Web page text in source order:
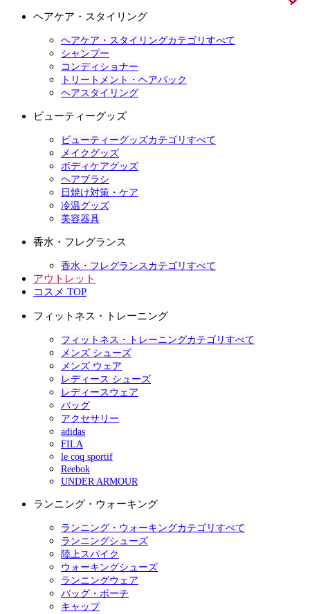
ヘアケア・スタイリング
ヘアケア・スタイリングカテゴリすべて
シャンプー
コンディショナー
トリートメント・ヘアパック
ヘアスタイリング
ビューティーグッズ
ビューティーグッズカテゴリすべて
メイクグッズ
ボディケアグッズ
ヘアブラシ
日焼け対策・ケア
冷温グッズ
美容器具
香水・フレグランス
香水・フレグランスカテゴリすべて
アウトレット
コスメ TOP
フィットネス・トレーニング
フィットネス・トレーニングカテゴリすべて
メンズ シューズ
メンズ ウェア
レディース シューズ
レディースウェア
バッグ
アクセサリー
adidas
FILA
le coq sportif
Reebok
UNDER ARMOUR
ランニング・ウォーキング
ランニング・ウォーキングカテゴリすべて
ランニングシューズ
陸上スパイク
ウォーキングシューズ
ランニングウェア
バッグ・ポーチ
キャップ